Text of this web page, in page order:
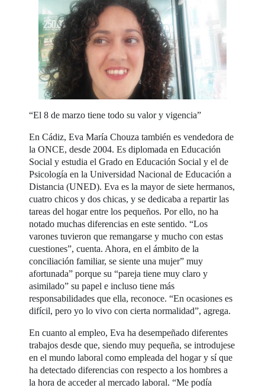
“El 8 de marzo tiene todo su valor y vigencia”
En Cádiz, Eva María Chouza también es vendedora de
la ONCE, desde 2004. Es diplomada en Educación
Social y estudia el Grado en Educación Social y el de
Psicología en la Universidad Nacional de Educación a
Distancia (UNED). Eva es la mayor de siete hermanos,
cuatro chicos y dos chicas, y se dedicaba a repartir las
tareas del hogar entre los pequeños. Por ello, no ha
notado muchas diferencias en este sentido. “Los
varones tuvieron que remangarse y mucho con estas
cuestiones”, cuenta. Ahora, en el ámbito de la
conciliación familiar, se siente una mujer” muy
afortunada” porque su “pareja tiene muy claro y
asimilado” su papel e incluso tiene más
responsabilidades que ella, reconoce. “En ocasiones es
difícil, pero yo lo vivo con cierta normalidad”, agrega.
En cuanto al empleo, Eva ha desempeñado diferentes
trabajos desde que, siendo muy pequeña, se introdujese
en el mundo laboral como empleada del hogar y sí que
ha detectado diferencias con respecto a los hombres a
la hora de acceder al mercado laboral. “Me podía